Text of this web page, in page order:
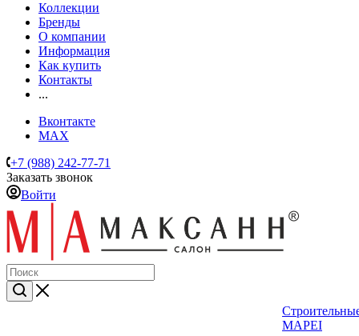
Коллекции
Бренды
О компании
Информация
Как купить
Контакты
...
Вконтакте
MAX
+7 (988) 242-77-71
Заказать звонок
Войти
MAPEI